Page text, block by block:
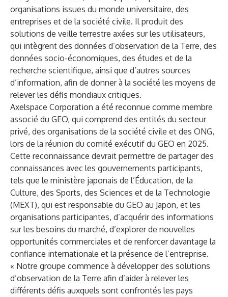
organisations issues du monde universitaire, des
entreprises et de la société civile. Il produit des
solutions de veille terrestre axées sur les utilisateurs,
qui intègrent des données d’observation de la Terre, des
données socio-économiques, des études et de la
recherche scientifique, ainsi que d’autres sources
d’information, afin de donner à la société les moyens de
relever les défis mondiaux critiques.
Axelspace Corporation a été reconnue comme membre
associé du GEO, qui comprend des entités du secteur
privé, des organisations de la société civile et des ONG,
lors de la réunion du comité exécutif du GEO en 2025.
Cette reconnaissance devrait permettre de partager des
connaissances avec les gouvernements participants,
tels que le ministère japonais de l’Éducation, de la
Culture, des Sports, des Sciences et de la Technologie
(MEXT), qui est responsable du GEO au Japon, et les
organisations participantes, d’acquérir des informations
sur les besoins du marché, d’explorer de nouvelles
opportunités commerciales et de renforcer davantage la
confiance internationale et la présence de l’entreprise.
« Notre groupe commence à développer des solutions
d’observation de la Terre afin d’aider à relever les
différents défis auxquels sont confrontés les pays